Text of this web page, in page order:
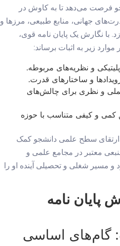
فرصت می‌دهد تا به کاوش در
جهانی، منابع طبیعی، مرزها و
با نگارش یک پایان نامه قوی،
موارد زیر به اثبات برساند:
و نظریه‌های مربوطه.
و ساختارهای قدرت.
عملی و نظری برای چالش‌های
و کیفی متناسب با حوزه
به ارتقای سطح علمی دانشجو کمک
معتبر در مجامع علمی و
و مسیر شغلی و تحصیلی آینده او را
پایان نامه
گام‌های اساسی